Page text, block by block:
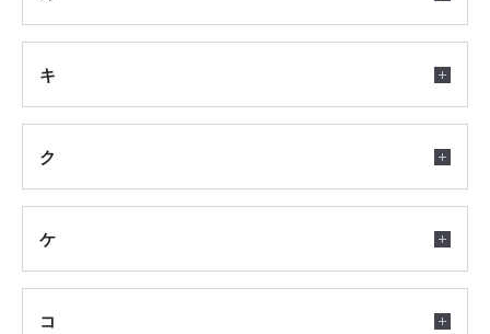
キ
ク
ケ
コ